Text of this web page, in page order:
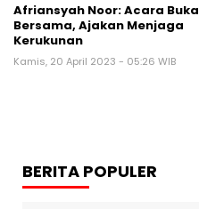
Afriansyah Noor: Acara Buka
Bersama, Ajakan Menjaga
Kerukunan
Kamis, 20 April 2023 - 05:26 WIB
BERITA POPULER